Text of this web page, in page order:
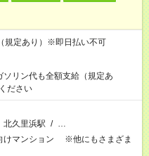
定あり）※即日払い不可
リン代も全額支給（規定あ
ださい
北久里浜駅 / …
けマンション ※他にもさまざま